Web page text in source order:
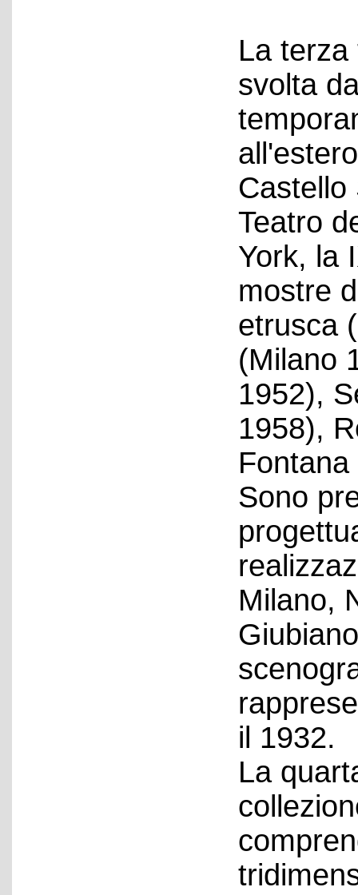
La
svolta
Castello
Teatro
York, la
mostre
etrusca
(Milano
1952),
1958),
Sono
Milano,
il 1932.
La